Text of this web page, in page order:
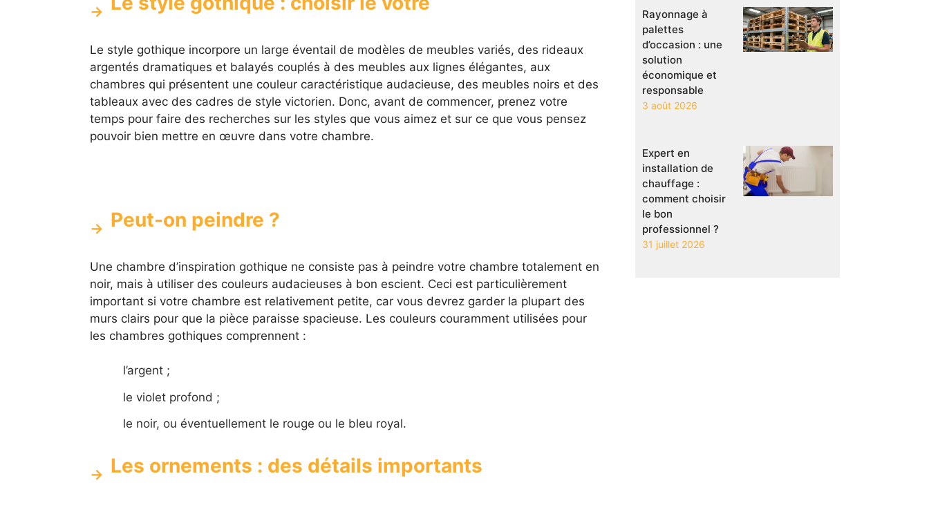
Le style gothique incorpore un large éventail de modèles de meubles variés, des rideaux
argentés dramatiques et balayés couplés à des meubles aux lignes élégantes, aux
chambres qui présentent une couleur caractéristique audacieuse, des meubles noirs et des
tableaux avec des cadres de style victorien. Donc, avant de commencer, prenez votre
temps pour faire des recherches sur les styles que vous aimez et sur ce que vous pensez
pouvoir bien mettre en œuvre dans votre chambre.
Peut-on peindre ?
Une chambre d’inspiration gothique ne consiste pas à peindre votre chambre totalement en
noir, mais à utiliser des couleurs audacieuses à bon escient. Ceci est particulièrement
important si votre chambre est relativement petite, car vous devrez garder la plupart des
murs clairs pour que la pièce paraisse spacieuse. Les couleurs couramment utilisées pour
les chambres gothiques comprennent :
l’argent ;
le violet profond ;
le noir, ou éventuellement le rouge ou le bleu royal.
Les ornements : des détails importants
Rayonnage à
palettes
d’occasion : une
solution
économique et
responsable
3 août 2026
Expert en
installation de
chauffage :
comment choisir
le bon
professionnel ?
31 juillet 2026